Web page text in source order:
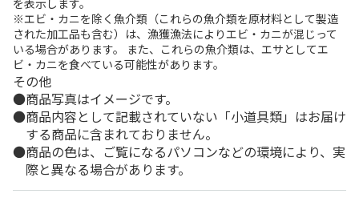
を表示します。
※エビ・カニを除く魚介類（これらの魚介類を原材料として製造
された加工品も含む）は、漁獲漁法によりエビ・カニが混じって
いる場合があります。 また、これらの魚介類は、エサとしてエ
ビ・カニを食べている可能性があります。
その他
商品写真はイメージです。
商品内容として記載されていない「小道具類」はお届け
する商品に含まれておりません。
商品の色は、ご覧になるパソコンなどの環境により、実
際と異なる場合があります。